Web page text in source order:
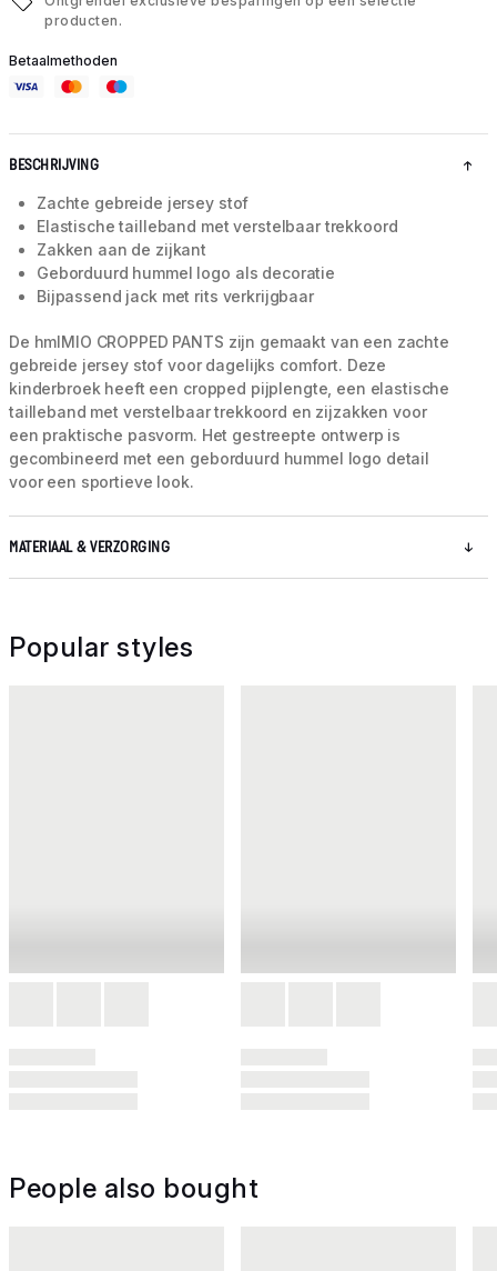
producten.
Betaalmethoden
BESCHRIJVING
Zachte gebreide jersey stof
Elastische tailleband met verstelbaar trekkoord
Zakken aan de zijkant
Geborduurd hummel logo als decoratie
Bijpassend jack met rits verkrijgbaar
De hmlMIO CROPPED PANTS zijn gemaakt van een zachte
gebreide jersey stof voor dagelijks comfort. Deze
kinderbroek heeft een cropped pijplengte, een elastische
tailleband met verstelbaar trekkoord en zijzakken voor
een praktische pasvorm. Het gestreepte ontwerp is
gecombineerd met een geborduurd hummel logo detail
voor een sportieve look.
MATERIAAL & VERZORGING
Popular styles
People also bought